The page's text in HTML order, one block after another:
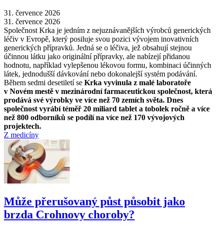
31. července 2026
31. července 2026
Společnost Krka je jedním z nejuznávanějších výrobců generických
léčiv v Evropě, který posiluje svou pozici vývojem inovativních
generických přípravků. Jedná se o léčiva, jež obsahují stejnou
účinnou látku jako originální přípravky, ale nabízejí přidanou
hodnotu, například vylepšenou lékovou formu, kombinaci účinných
látek, jednodušší dávkování nebo dokonalejší systém podávání.
Během sedmi desetiletí se Krka vyvinula z malé laboratoře
v Novém mestě v mezinárodní farmaceutickou společnost, která
prodává své výrobky ve více než 70 zemích světa. Dnes
společnost vyrábí téměř 20 miliard tablet a tobolek ročně a více
než 800 odborníků se podílí na více než 170 vývojových
projektech.
Z medicíny
Může přerušovaný půst působit jako
brzda Crohnovy choroby?